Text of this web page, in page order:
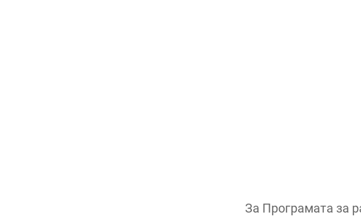
За Програмата за